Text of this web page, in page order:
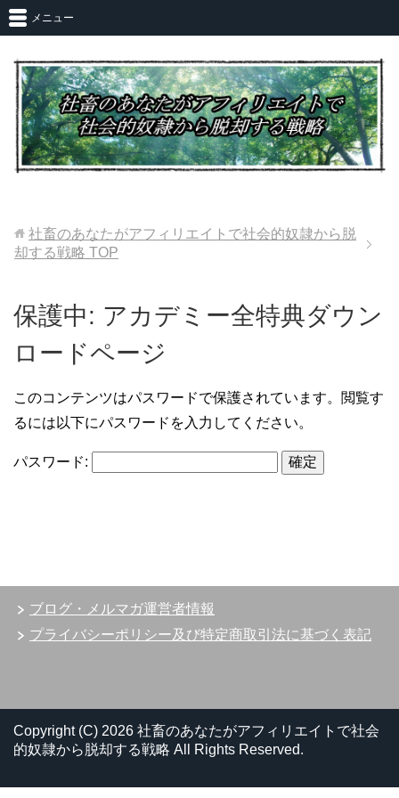
メニュー
社畜のあなたがアフィリエイトで社会的奴隷から脱
却する戦略 TOP
保護中: アカデミー全特典ダウン
ロードページ
このコンテンツはパスワードで保護されています。閲覧す
るには以下にパスワードを入力してください。
パスワード:
ブログ・メルマガ運営者情報
プライバシーポリシー及び特定商取引法に基づく表記
Copyright (C) 2026 社畜のあなたがアフィリエイトで社会
的奴隷から脱却する戦略 All Rights Reserved.